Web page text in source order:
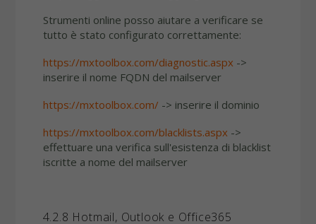
Strumenti online posso aiutare a verificare se
tutto è stato configurato correttamente:
https://mxtoolbox.com/diagnostic.aspx ->
inserire il nome FQDN del mailserver
https://mxtoolbox.com/ -> inserire il dominio
https://mxtoolbox.com/blacklists.aspx ->
effettuare una verifica sull'esistenza di blacklist
iscritte a nome del mailserver
4.2.8 Hotmail, Outlook e Office365